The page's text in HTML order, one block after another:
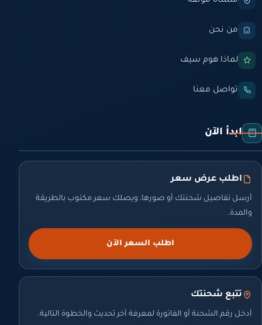
من نحن
لماذا هوم سيف
تواصل معنا
ابدأ الآن
اطلب عرض سعر
أرسل تفاصيل شحنتك أو صورها، ويصلك سعر مكتوب بالطريقة
والمدة.
اطلب السعر الآن
تتبع شحنتك
أدخل رقم الشحنة أو الفاتورة لمعرفة آخر تحديث والخطوة التالية.